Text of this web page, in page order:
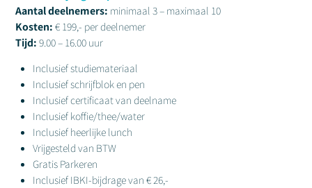
Aantal deelnemers: minimaal 3 – maximaal 10
Kosten: € 199,- per deelnemer
Tijd: 9.00 – 16.00 uur
Inclusief studiemateriaal
Inclusief schrijfblok en pen
Inclusief certificaat van deelname
Inclusief koffie/thee/water
Inclusief heerlijke lunch
Vrijgesteld van BTW
Gratis Parkeren
Inclusief IBKI-bijdrage van € 26,-